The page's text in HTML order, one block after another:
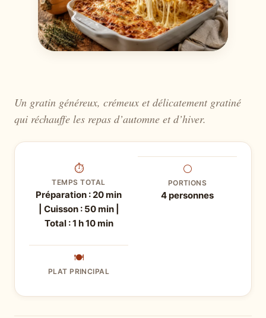
Un gratin généreux, crémeux et délicatement gratiné
qui réchauffe les repas d’automne et d’hiver.
⏱
TEMPS TOTAL
Préparation : 20 min
| Cuisson : 50 min |
Total : 1 h 10 min
⚪
PORTIONS
4 personnes
🍽
PLAT PRINCIPAL